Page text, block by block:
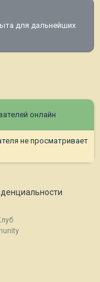
для дальнейших
онлайн
не просматривает